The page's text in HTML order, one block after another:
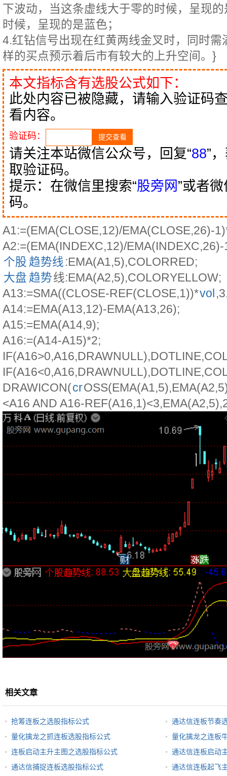
下波动，当这条虚线大于零的时候，呈现
时候，呈现的是蓝色；
4.红钻信号出现在红黄两线金叉时，同时需
样的买点预示着后市有较大的上升空间。}
本文指标含有选股公式如下：
此处内容已被隐藏，请输入验证码
看内容。
验证码：
请关注本站微信公众号，回复“88”
取验证码。
提示：在微信里搜索“股旁网 ”或者
码。
A1:=(EMA(CLOSE,12)/EMA(CLOSE,26)-
A2:=(EMA(INDEXC,12)/
个股 趋势线:EMA(A1,5),COLORRED;
大盘 趋势线:EMA(A2,5),COLORYELLOW;
A13:=SMA((CLOSE-REF(CLOSE,1))*vol
A14:=EMA(A13,12)-EMA(A13,26);
A15:=EMA(A14,9);
A16:=(A14-A15)*2;
DRAWICON(cr
<A16 AND A16-
相关文章
抢筹连板之选股指标公式
通达信连板节奏
量化擒龙之抓连板选股指标公式
量化擒龙之连板
连板启动主升主图之选股指标公式
通达信连板启动
通达信捕捉连板选股指标公式
通达信连板起飞